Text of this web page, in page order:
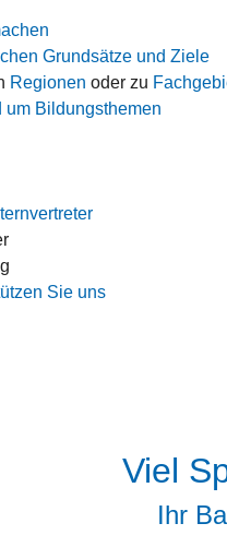
Grundsätze und Ziele
Regionen oder zu
um Bildungsthemen
Sie uns
Viel
Ihr